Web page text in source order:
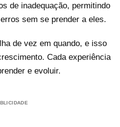
de inadequação, permitindo
sem se prender a eles.
de vez em quando, e isso
Cada experiência
e evoluir.